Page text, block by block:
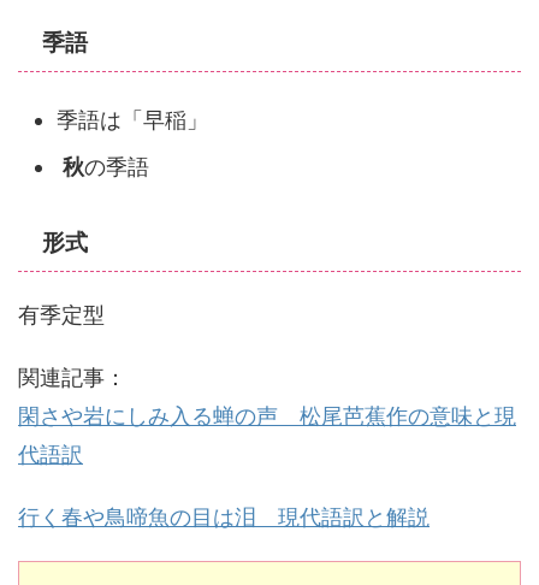
季語
季語は「早稲」
秋の季語
形式
有季定型
関連記事：
閑さや岩にしみ入る蝉の声 松尾芭蕉作の意味と現
代語訳
行く春や鳥啼魚の目は泪 現代語訳と解説